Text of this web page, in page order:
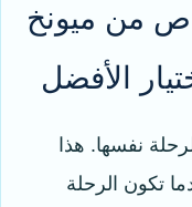
من ميونخ
الأفضل
نفسها. هذا
تكون الرحلة